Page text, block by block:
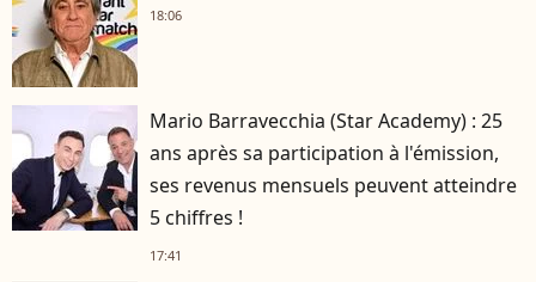
18:06
Mario Barravecchia (Star Academy) : 25
ans après sa participation à l'émission,
ses revenus mensuels peuvent atteindre
5 chiffres !
17:41